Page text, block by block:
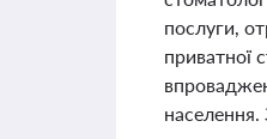
послуги,
приватної
населення.